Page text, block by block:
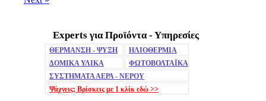
MuteExperts για Προϊόντα - Υπηρεσίες
ΘΕΡΜΑΝΣΗ - ΨΥΞΗ
ΗΛΙΟΘΕΡΜΙΑ
ΔΟΜΙΚΑ ΥΛΙΚΑ
ΦΩΤΟΒΟΛΤΑΪΚΑ
ΣΥΣΤΗΜΑΤΑ ΑΕΡΑ - ΝΕΡΟΥ
Ψάχνεις; Βρίσκεις με 1 κλίκ εδώ >>